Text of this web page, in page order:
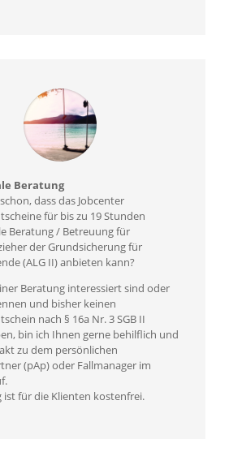
Beratung
dass das Jobcenter
für bis zu 19 Stunden
Beratung / Betreuung für
der Grundsicherung für
(ALG II) anbieten kann?
Beratung interessiert sind oder
und bisher keinen
nach § 16a Nr. 3 SGB II
bin ich Ihnen gerne behilflich und
zu dem persönlichen
(pAp) oder Fallmanager im
ist für die Klienten kostenfrei.